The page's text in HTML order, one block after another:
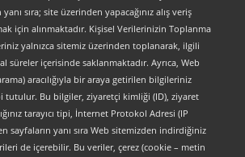
sıra; site üzerinden yapacağınız alış veriş
için alınmaktadır. Kişisel Verilerinizin Toplanma
yalnızca sitemiz üzerinden toplanarak, ilgili
süreler içerisinde saklanmaktadır. Ayrıca, Web
aracılığıyla bir araya getirilen bilgileriniz
tutulur. Bu bilgiler, ziyaretçi kimliği (ID), ziyaret
tarayıcı tipi, İnternet Protokol Adresi (IP
sayfaların yanı sıra Web sitemizden indirdiğiniz
de içerebilir. Bu veriler, çerez (cookie – metin